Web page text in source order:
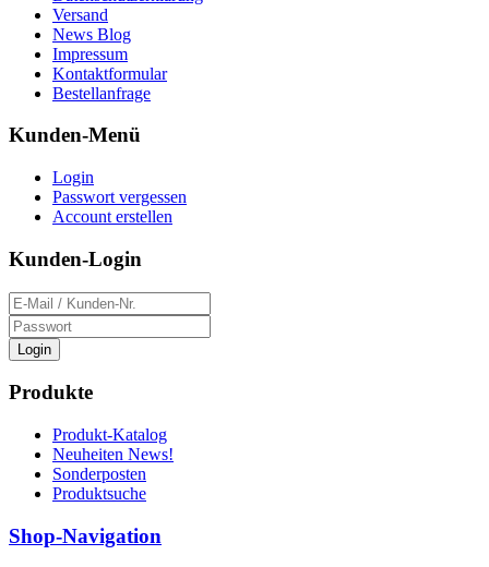
Versand
News Blog
Impressum
Kontaktformular
Bestellanfrage
Kunden-Menü
Login
Passwort vergessen
Account erstellen
Kunden-Login
Login
Produkte
Produkt-Katalog
Neuheiten News!
Sonderposten
Produktsuche
Shop-Navigation